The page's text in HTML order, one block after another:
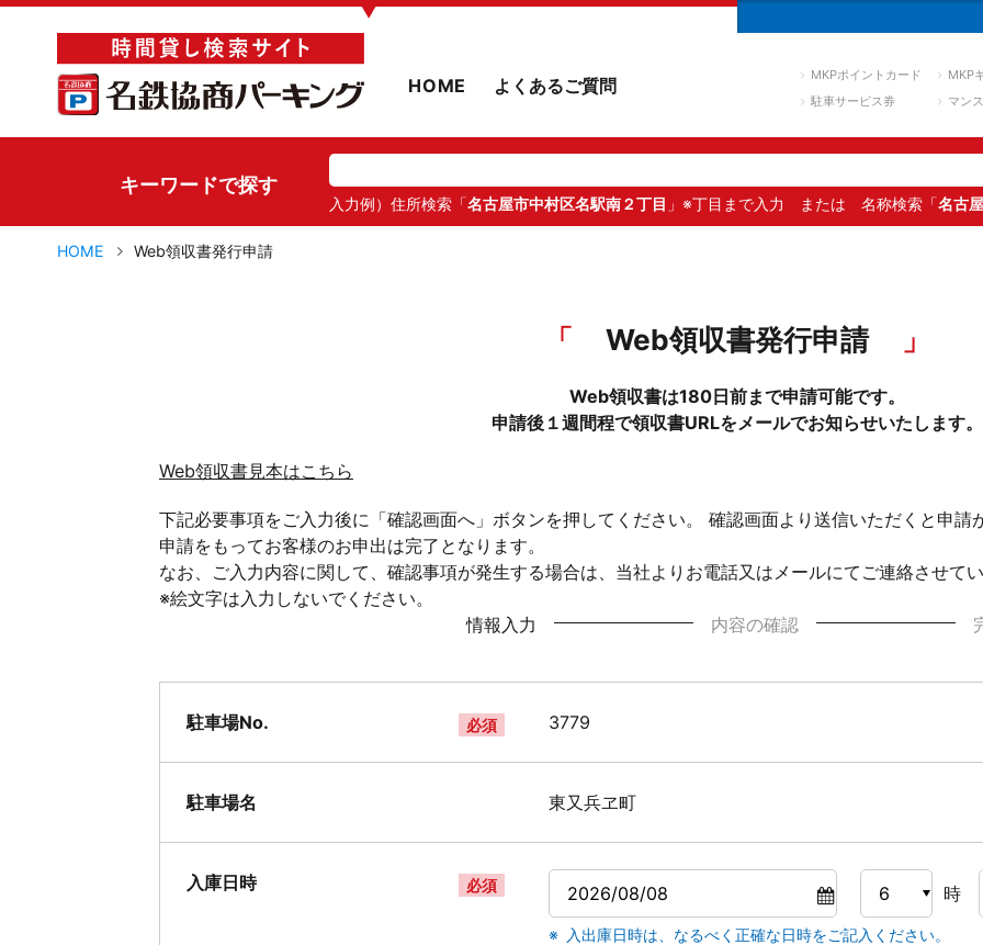
▼
HOME よくあるご質問 MKPポイントカード
MKP
駐車サービス券
マン
キーワードで探す
入力例）住所検索「名古屋市中村区名駅南２丁目 」※丁目まで入力 または 名称検索「名古
HOME Web領収書発行申請
Web領収書発行申請
Web領収書は180日前まで申請可能です。
申請後１週間程で領収書URLをメールでお知らせいたします。
Web領収書見本はこちら
下記必要事項をご入力後に「確認画面へ」ボタンを押してください。 確認画面より送信いただくと申請
申請をもってお客様のお申出は完了となります。
なお、ご入力内容に関して、確認事項が発生する場合は、当社よりお電話又はメールにてご連絡させて
※絵文字は入力しないでください。
情報入力
内容の確認
駐車場No. 必須 3779
駐車場名 東又兵ヱ町
入庫日時 必須 時
入出庫日時は、なるべく正確な日時をご記入ください。